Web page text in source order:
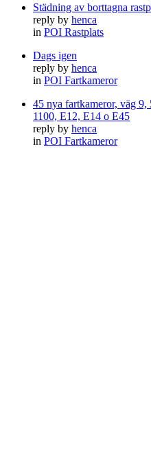
Städning av borttagna
reply by henca
in POI Rastplats
Dags igen
reply by henca
in POI Fartkameror
45 nya fartkameror, väg
1100, E12, E14 o E45
reply by henca
in POI Fartkameror